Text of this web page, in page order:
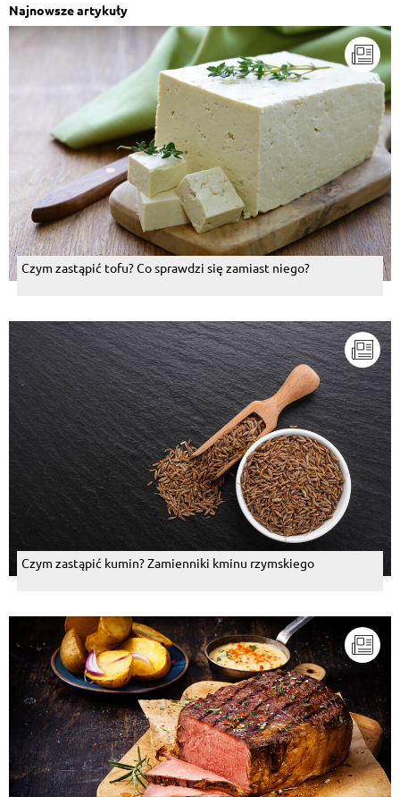
Najnowsze artykuły
Czym zastąpić tofu? Co sprawdzi się zamiast niego?
Czym zastąpić kumin? Zamienniki kminu rzymskiego